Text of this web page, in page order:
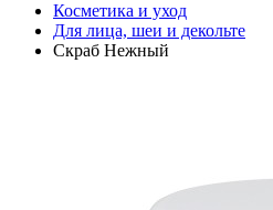
Косметика и уход
Для лица, шеи и декольте
Скраб Нежный